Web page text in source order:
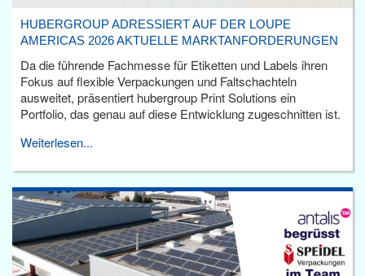
HUBERGROUP ADRESSIERT AUF DER LOUPE
AMERICAS 2026 AKTUELLE MARKTANFORDERUNGEN
Da die führende Fachmesse für Etiketten und Labels ihren
Fokus auf flexible Verpackungen und Faltschachteln
ausweitet, präsentiert hubergroup Print Solutions ein
Portfolio, das genau auf diese Entwicklung zugeschnitten ist.
Weiterlesen...